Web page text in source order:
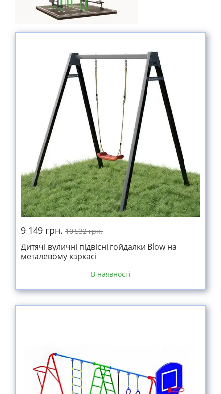
9 149 грн. 10 532 грн.
Дитячі вуличні підвісні гойдалки Blow на
металевому каркасі
В наявності